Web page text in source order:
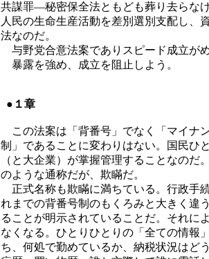
共謀罪―秘密保全法ともども葬り去らな
人民の生命生産活動を差別選別支配し、
法なのだ。
与野党合意法案でありスピード成立がめ
暴露を強め、成立を阻止しよう。
●１章
この法案は「背番号」でなく「マイナ
制」であることに変わりはない。国民ひ
（と大企業）が掌握管理することなの
のような通称だが、欺瞞だ。
正式名称も欺瞞に満ちている。行政手
れまでの背番号制のもくろみと大きく違
ることが明示されていることだ。それに
なくなる。ひとりひとりの「全ての情報
ち、何処で勤めているか、納税状況はど